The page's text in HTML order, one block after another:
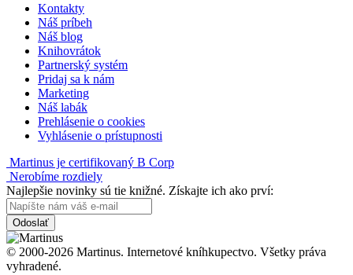
Kontakty
Náš príbeh
Náš blog
Knihovrátok
Partnerský systém
Pridaj sa k nám
Marketing
Náš labák
Prehlásenie o cookies
Vyhlásenie o prístupnosti
Martinus je certifikovaný B Corp
Nerobíme rozdiely
Najlepšie novinky sú tie knižné. Získajte ich ako prví:
Odoslať
© 2000-2026 Martinus. Internetové kníhkupectvo. Všetky práva
vyhradené.